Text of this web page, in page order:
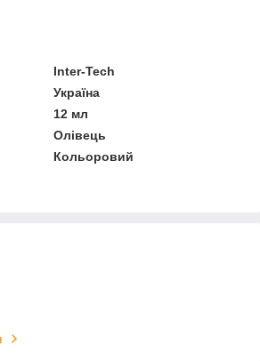
Inter-Tech
Україна
12 мл
Олівець
Кольоровий